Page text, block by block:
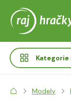
Kategorie
Modely